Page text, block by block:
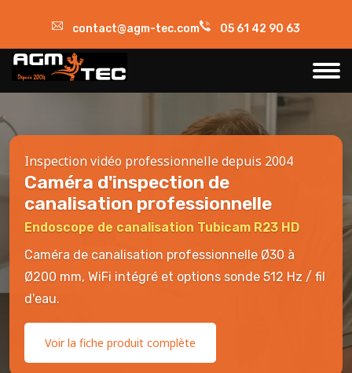
contact@agm-tec.com 05 61 42 90 63
Inspection vidéo professionnelle depuis 2004
Caméra d'inspection de
canalisation professionnelle
Endoscope de canalisation Tubicam R23 HD
Caméra de canalisation professionnelle Ø30 à
Ø200 mm, WiFi intégré et options sonde 512 Hz / fil
d'eau.
Voir la fiche produit complète